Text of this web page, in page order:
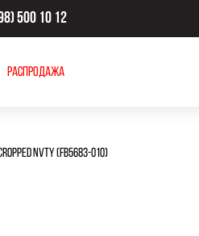
500 10 12
Распродажа
NVTY (FB5683-010)